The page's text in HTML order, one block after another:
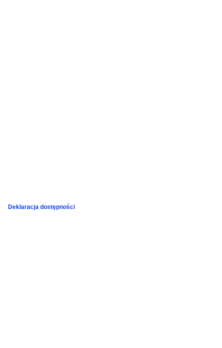
Deklaracja dostępności